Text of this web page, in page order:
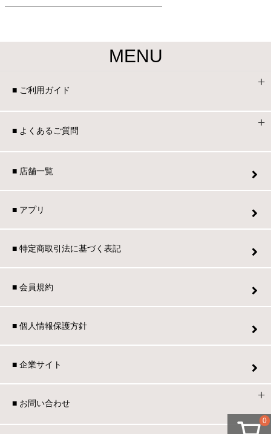
0
MENU
■ ご利用ガイド
■ よくあるご質問
■ 店舗一覧
■ アプリ
■ 特定商取引法に基づく表記
■ 会員規約
■ 個人情報保護方針
■ 企業サイト
■ お問い合わせ